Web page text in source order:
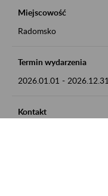
Miejscowość
Radomsko
Termin wydarzenia
2026.01.01 - 2026.12.31
Kontakt